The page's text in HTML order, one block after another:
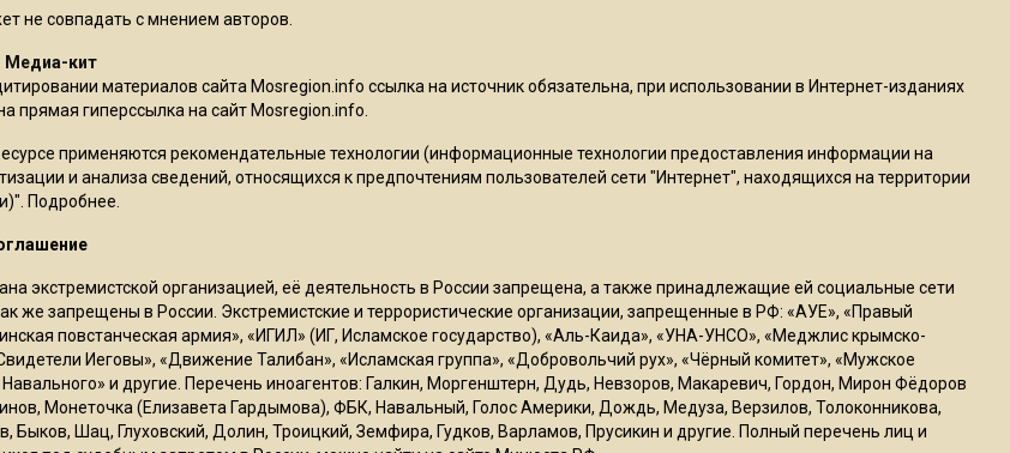
Резкое похолодание с
грозами придет в
Юрист Машаров объяснил,
как МРОТ влияет на
будущие пенсии
17:12
не совпадать с мнением авторов.
Медиа-кит
материалов сайта Mosregion.info ссылка на источник обязательна, при использовании в Интернет-изданиях
прямая гиперссылка на сайт Mosregion.info.
применяются рекомендательные технологии (информационные технологии предоставления информации на
и анализа сведений, относящихся к предпочтениям пользователей сети "Интернет", находящихся на территории
Подробнее
экстремистской организацией, её деятельность в России запрещена, а также принадлежащие ей социальные сети
же запрещены в России. Экстремистские и террористические организации, запрещенные в РФ: «АУЕ», «Правый
повстанческая армия», «ИГИЛ» (ИГ, Исламское государство), «Аль-Каида», «УНА-УНСО», «Меджлис крымско-
Иеговы», «Движение Талибан», «Исламская группа», «Добровольчий рух», «Чёрный комитет», «Мужское
и другие. Перечень иноагентов: Галкин, Моргенштерн, Дудь, Невзоров, Макаревич, Гордон, Мирон Фёдоров
Монеточка (Елизавета Гардымова), ФБК, Навальный, Голос Америки, Дождь, Медуза, Верзилов, Толоконникова,
Быков, Шац, Глуховский, Долин, Троицкий, Земфира, Гудков, Варламов, Прусикин и другие. Полный перечень лиц и